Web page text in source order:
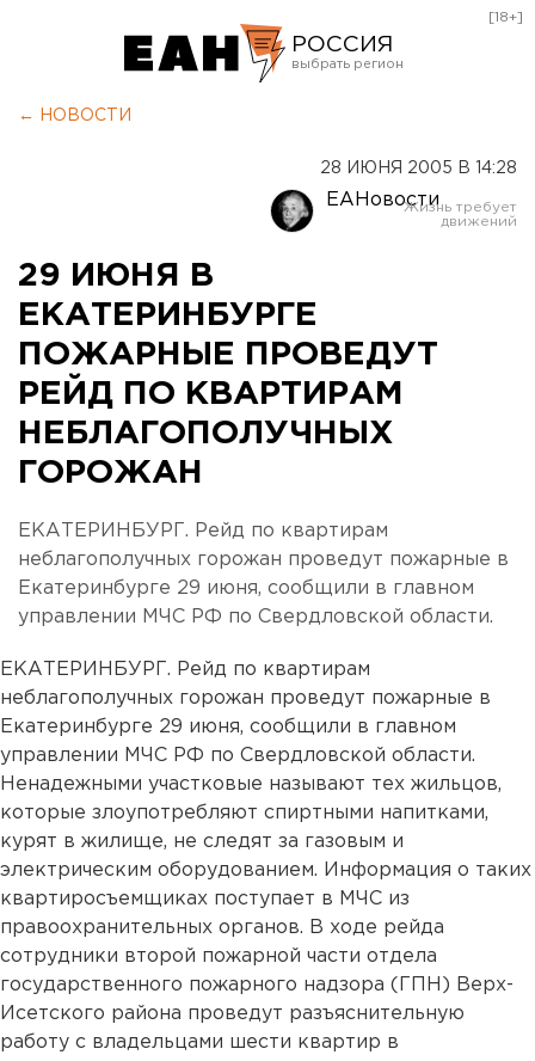
РОССИЯ
Оренбург
[18+]
← НОВОСТИ
28 ИЮНЯ 2005 В 14:28
ЕАНовости
29 ИЮНЯ В
ЕКАТЕРИНБУРГЕ
ПОЖАРНЫЕ ПРОВЕДУТ
РЕЙД ПО КВАРТИРАМ
НЕБЛАГОПОЛУЧНЫХ
ГОРОЖАН
ЕКАТЕРИНБУРГ. Рейд по квартирам
неблагополучных горожан проведут пожарные в
Екатеринбурге 29 июня, сообщили в главном
управлении МЧС РФ по Свердловской области.
ЕКАТЕРИНБУРГ. Рейд по квартирам
неблагополучных горожан проведут пожарные в
Екатеринбурге 29 июня, сообщили в главном
управлении МЧС РФ по Свердловской области.
Ненадежными участковые называют тех жильцов,
которые злоупотребляют спиртными напитками,
курят в жилище, не следят за газовым и
электрическим оборудованием. Информация о таких
квартиросъемщиках поступает в МЧС из
правоохранительных органов. В ходе рейда
сотрудники второй пожарной части отдела
государственного пожарного надзора (ГПН) Верх-
Исетского района проведут разъяснительную
работу с владельцами шести квартир в